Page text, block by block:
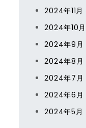
2024年11月
2024年10月
2024年9月
2024年8月
2024年7月
2024年6月
2024年5月